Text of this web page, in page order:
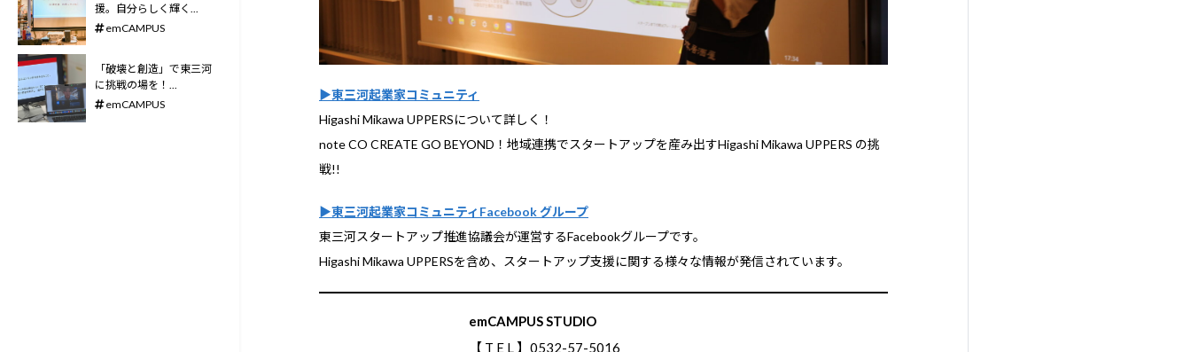
援。自分らしく輝く...
emCAMPUS
「破壊と創造」で東三河
に挑戦の場を！――...
emCAMPUS
▶東三河起業家コミュニティ
Higashi Mikawa UPPERSについて詳しく！
note CO CREATE GO BEYOND！地域連携でスタートアップを産み出すHigashi Mikawa UPPERS の挑
戦!!
▶東三河起業家コミュニティFacebook グループ
東三河スタートアップ推進協議会が運営するFacebookグループです。
Higashi Mikawa UPPERSを含め、スタートアップ支援に関する様々な情報が発信されています。
emCAMPUS STUDIO
【 T E L 】0532-57-5016